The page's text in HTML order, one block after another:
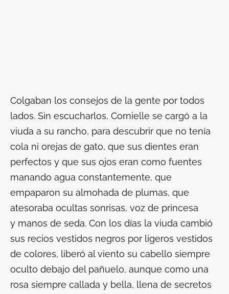
Colgaban los consejos de la gente por todos
lados. Sin escucharlos, Cornielle se cargó a la
viuda a su rancho, para descubrir que no tenía
cola ni orejas de gato, que sus dientes eran
perfectos y que sus ojos eran como fuentes
manando agua constantemente, que
empaparon su almohada de plumas, que
atesoraba ocultas sonrisas, voz de princesa
y manos de seda. Con los días la viuda cambió
sus recios vestidos negros por ligeros vestidos
de colores, liberó al viento su cabello siempre
oculto debajo del pañuelo, aunque como una
rosa siempre callada y bella, llena de secretos